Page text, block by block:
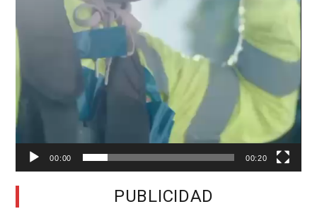
00:00 00:20
PUBLICIDAD